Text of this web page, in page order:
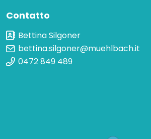
Contatto
Bettina Silgoner
bettina.silgoner@muehlbach.it
0472 849 489